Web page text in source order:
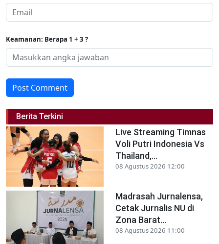
Keamanan: Berapa 1 + 3 ?
Post Comment
Berita Terkini
Live Streaming Timnas
Voli Putri Indonesia Vs
Thailand,...
08 Agustus 2026 12:00
Madrasah Jurnalensa,
Cetak Jurnalis NU di
Zona Barat...
08 Agustus 2026 11:00